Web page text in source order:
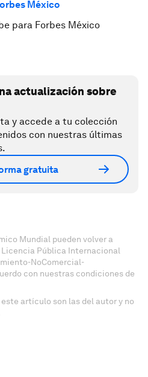
México
para Forbes México
actualización sobre
y accede a tu colección
con nuestras últimas
gratuita
Mundial pueden volver a
Pública Internacional
NoComercial-
con nuestras condiciones de
artículo son las del autor y no